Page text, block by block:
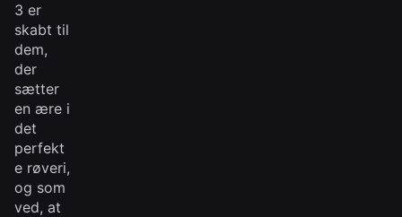
3 er
skabt til
dem,
der
sætter
en ære i
det
perfekt
e røveri,
og som
ved, at